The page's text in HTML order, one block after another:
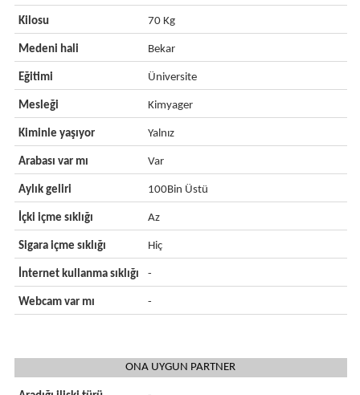
Kilosu 70 Kg
Medeni hali Bekar
Eğitimi Üniversite
Mesleği Kimyager
Kiminle yaşıyor Yalnız
Arabası var mı Var
Aylık geliri 100Bin Üstü
İçki içme sıklığı Az
Sigara içme sıklığı Hiç
İnternet kullanma sıklığı -
Webcam var mı -
ONA UYGUN PARTNER